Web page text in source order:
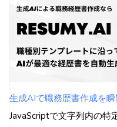
生成AIで職務歴書作成を瞬
JavaScriptで文字列内の特